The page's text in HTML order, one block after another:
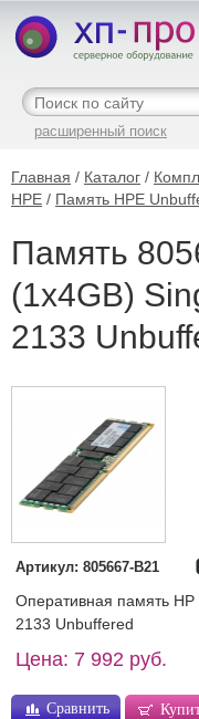
расширенный поиск
Главная / Каталог /
HPE / Память HPE
Память
(1x4GB)
2133
Артикул: 805667-B21
Оперативная память
2133 Unbuffered
Цена: 7 992 руб.
Сравнить